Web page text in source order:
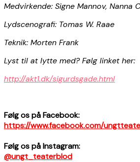
Medvirkende: Signe Mannov, Nanna
Lydscenografi: Tomas W. Raae
Teknik: Morten Frank
Lyst til at lytte med? Følg linket her:
http://akt1.dk/sigurdsgade.html
Følg os på Facebook:
https://www.facebook.com/
Følg os på Instagram:
@ungt_teaterblod